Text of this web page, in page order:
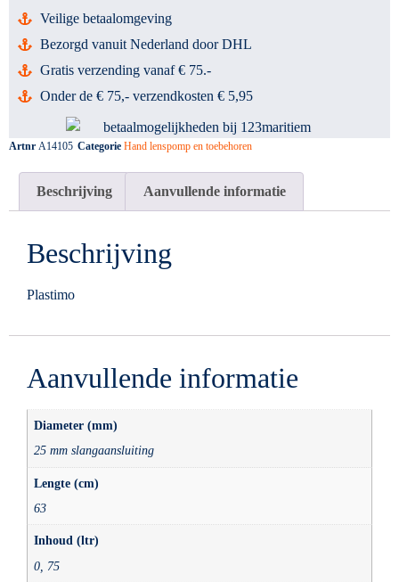
Veilige betaalomgeving
Bezorgd vanuit Nederland door DHL
Gratis verzending vanaf € 75.-
Onder de € 75,- verzendkosten € 5,95
Artnr A14105 Categorie Hand lenspomp en toebehoren
Beschrijving Aanvullende informatie
Beschrijving
Plastimo
Aanvullende informatie
Diameter (mm)
25 mm slangaansluiting
Lengte (cm)
63
Inhoud (ltr)
0, 75